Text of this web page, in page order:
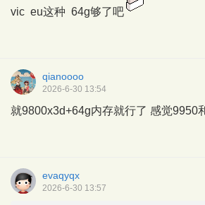
vic eu这种 64g够了吧
qianoooo
2026-6-30 13:54
就9800x3d+64g内存就行了 感觉9950
evaqyqx
2026-6-30 13:57